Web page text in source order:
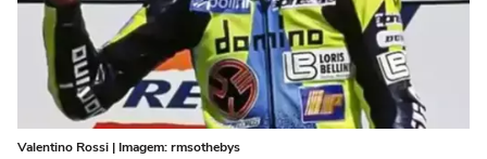
Valentino Rossi | Imagem: rmsothebys